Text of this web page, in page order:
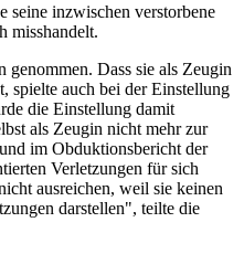
seine inzwischen verstorbene
misshandelt.
genommen. Dass sie als Zeugin
spielte auch bei der Einstellung
die Einstellung damit
als Zeugin nicht mehr zur
im Obduktionsbericht der
Verletzungen für sich
ausreichen, weil sie keinen
darstellen", teilte die